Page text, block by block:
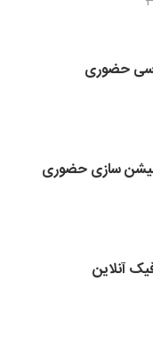
حضوری
سازی حضوری
آنلاین